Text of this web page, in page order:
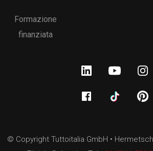
Formazione
finanziata
© Copyright Tuttoitalia GmbH •